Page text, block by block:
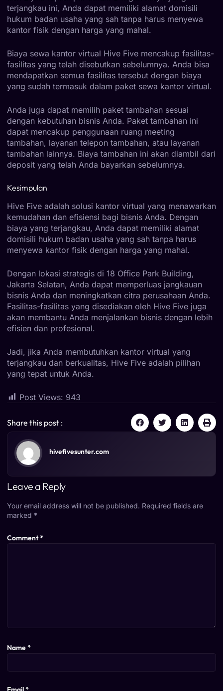
terjangkau ini, Anda dapat memiliki alamat domisili
hukum badan usaha yang sah tanpa harus menyewa
kantor fisik dengan harga yang mahal.
Biaya sewa kantor virtual Hive Five mencakup fasilitas-
fasilitas yang telah disebutkan sebelumnya. Anda bisa
mendapatkan semua fasilitas tersebut dengan biaya
yang sudah termasuk dalam paket sewa kantor virtual.
Anda juga dapat memilih paket tambahan sesuai
dengan kebutuhan bisnis Anda. Paket tambahan ini
dapat mencakup penggunaan ruang meeting
tambahan, layanan telepon tambahan, atau layanan
tambahan lainnya. Biaya tambahan ini akan diambil dari
deposit yang telah Anda bayarkan sebelumnya.
Kesimpulan
Hive Five adalah solusi kantor virtual yang menawarkan
kemudahan dan efisiensi bagi bisnis Anda. Dengan
biaya yang terjangkau, Anda dapat memiliki alamat
domisili hukum badan usaha yang sah tanpa harus
menyewa kantor fisik dengan harga yang mahal.
Dengan lokasi strategis di 18 Office Park Building,
Jakarta Selatan, Anda dapat memperluas jangkauan
bisnis Anda dan meningkatkan citra perusahaan Anda.
Fasilitas-fasilitas yang disediakan oleh Hive Five juga
akan membantu Anda menjalankan bisnis dengan lebih
efisien dan profesional.
Jadi, jika Anda membutuhkan kantor virtual yang
terjangkau dan berkualitas, Hive Five adalah pilihan
yang tepat untuk Anda.
Post Views: 943
Share this post :
hivefivesunter.com
Leave a Reply
Your email address will not be published. Required fields are
marked *
Comment*
Name*